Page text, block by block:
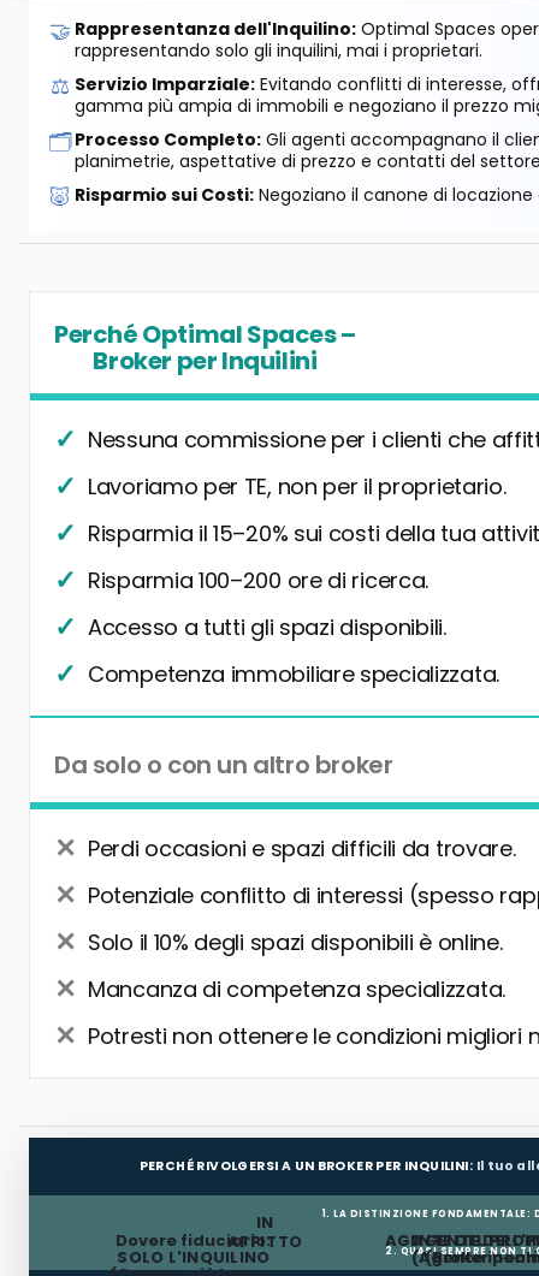
🤝 Rappresentanza dell'Inquilino: Optimal Spaces
rappresentando solo gli inquilini, mai i proprietari.
⚖️ Servizio Imparziale: Evitando conflitti di interesse,
gamma più ampia di immobili e negoziano il prezzo
🗂️Processo Completo: Gli agenti accompagnano il
planimetrie, aspettative di prezzo e contatti del
🐷 Risparmio sui Costi: Negoziano il canone di
Perché Optimal Spaces –
Broker per Inquilini
Nessuna commissione per i clienti che
Lavoriamo per TE, non per il proprietario.
Risparmia il 15–20% sui costi della tua
Risparmia 100–200 ore di ricerca.
Accesso a tutti gli spazi disponibili.
Competenza immobiliare specializzata.
Da solo o con un altro broker
Perdi occasioni e spazi difficili da trovare.
Potenziale conflitto di interessi (spesso
Solo il 10% degli spazi disponibili è online.
Mancanza di competenza specializzata.
Potresti non ottenere le condizioni migliori
PERCHÉ RIVOLGERSI A UN BROKER PER INQUILINI: Il tuo
1. LA DISTINZIONE FONDAMENTALE:
AGENTE DEL
(Agente
IN
AFFITTO
AGENTE
(Broker per
Dovere fiduciario:
SOLO L'INQUILINO 2. QUASI SEMPRE NON TI